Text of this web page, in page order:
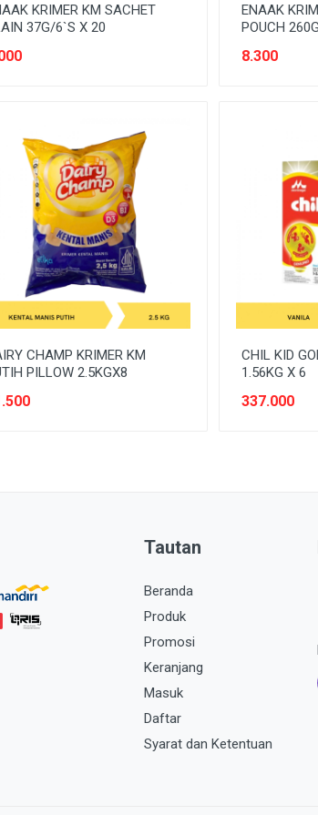
KRIMER KM SACHET
37G/6`S X 20
ENAAK
POUCH
8.300
CHAMP KRIMER KM
PILLOW 2.5KGX8
CHIL KID
1.56KG X 6
337.000
Tautan
Beranda
Produk
Promosi
Keranjang
Masuk
Daftar
Syarat dan Ketentuan